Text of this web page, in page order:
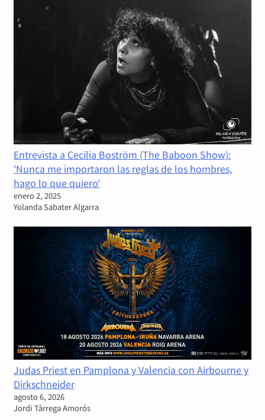
Entrevista a Cecilia Boström (The Baboon Show):
'Nunca me importaron las reglas de los hombres,
hago lo que quiero'
enero 2, 2025
Yolanda Sabater Algarra
Judas Priest en Pamplona y Valencia con Airbourne y
Dirkschneider
agosto 6, 2026
Jordi Tàrrega Amorós